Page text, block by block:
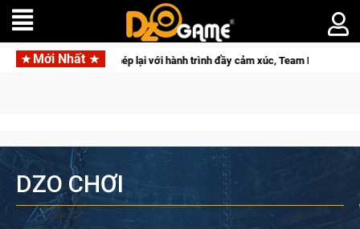
Mới Nhất
2026 Mùa 2 khép lại với hành trình đầy cảm xúc, Team Falcons lên ngôi
DZO CHƠI